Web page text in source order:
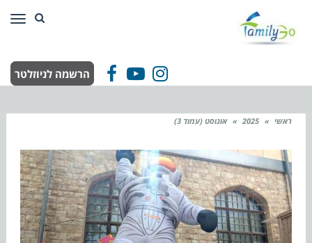
Facebook
YouTube
Instagram הרשמה לניוזלטר
ראשי »
2025
» אוגוסט (עמוד 3)